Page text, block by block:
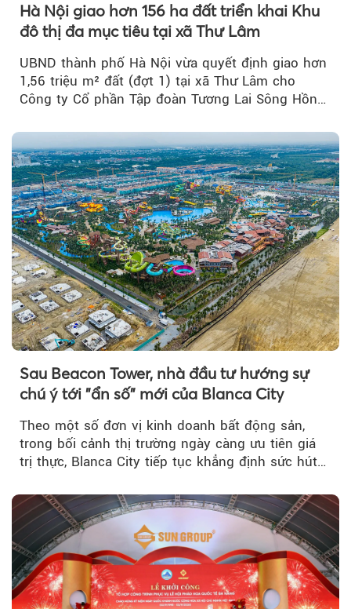
Hà Nội giao hơn 156 ha đất triển khai Khu
đô thị đa mục tiêu tại xã Thư Lâm
UBND thành phố Hà Nội vừa quyết định giao hơn
1,56 triệu m² đất (đợt 1) tại xã Thư Lâm cho
Công ty Cổ phần Tập đoàn Tương Lai Sông Hồng
Sau Beacon Tower, nhà đầu tư hướng sự
chú ý tới "ẩn số" mới của Blanca City
Theo một số đơn vị kinh doanh bất động sản,
trong bối cảnh thị trường ngày càng ưu tiên giá
trị thực, Blanca City tiếp tục khẳng định sức hút